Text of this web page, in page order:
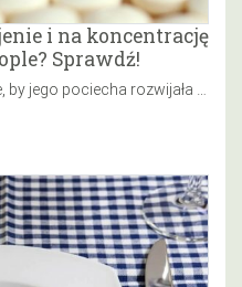
i na koncentrację
Sprawdź!